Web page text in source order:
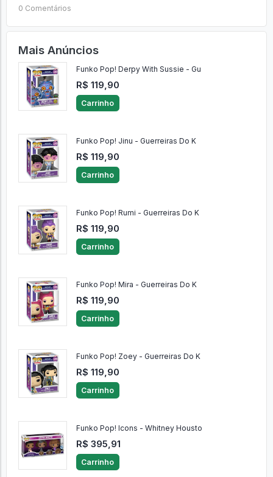
0 Comentários
Mais Anúncios
Funko Pop! Derpy With Sussie - Gu
R$ 119,90
Carrinho
Funko Pop! Jinu - Guerreiras Do K
R$ 119,90
Carrinho
Funko Pop! Rumi - Guerreiras Do K
R$ 119,90
Carrinho
Funko Pop! Mira - Guerreiras Do K
R$ 119,90
Carrinho
Funko Pop! Zoey - Guerreiras Do K
R$ 119,90
Carrinho
Funko Pop! Icons - Whitney Housto
R$ 395,91
Carrinho